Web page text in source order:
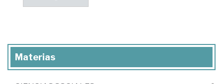
Materias